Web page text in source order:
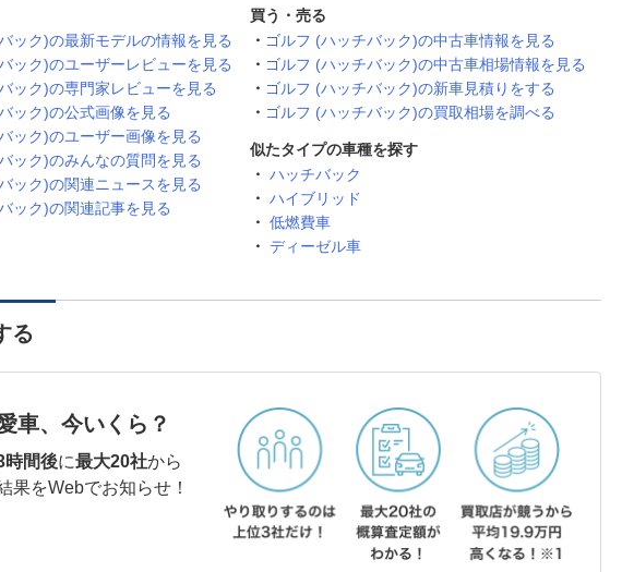
ック)の最新モデルの情報を見る
ック)のユーザーレビューを見る
ック)の専門家レビューを見る
ック)の公式画像を見る
ック)のユーザー画像を見る
ック)のみんなの質問を見る
ック)の関連ニュースを見る
ック)の関連記事を見る
買う・売る
ゴルフ (ハッチバック)の中古車情報を見る
ゴルフ (ハッチバック)の中古車相場情報を見る
ゴルフ (ハッチバック)の新車見積りをする
ゴルフ (ハッチバック)の買取相場を調べる
似たタイプの車種を探す
ハッチバック
ハイブリッド
低燃費車
ディーゼル車
る
車、今いくら？
時間後に最大20社から
果をWebでお知らせ！